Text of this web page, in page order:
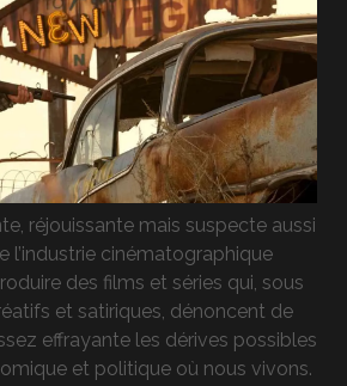
réjouissante mais suspecte aussi
l’industrie cinématographique
des films et séries qui, sous
et satiriques, dénoncent de
effrayante les dérives possibles
et politique où nous vivons.